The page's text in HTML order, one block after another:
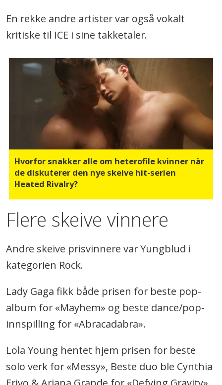
En rekke andre artister var også vokalt
kritiske til ICE i sine takketaler.
Hvorfor snakker alle om heterofile kvinner når
de diskuterer den nye skeive hit-serien
Heated Rivalry?
Flere skeive vinnere
Andre skeive prisvinnere var Yungblud i
kategorien Rock.
Lady Gaga fikk både prisen for beste pop-
album for «Mayhem» og beste dance/pop-
innspilling for «Abracadabra».
Lola Young hentet hjem prisen for beste
solo verk for «Messy», Beste duo ble Cynthia